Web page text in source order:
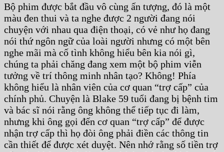
Bộ phim được bắt đầu vô cùng ấn tượng, đó là một
màu đen thui và ta nghe được 2 người đang nói
chuyện với nhau qua điện thoại, có vẻ như họ đang
nói thứ ngôn ngữ của loài người nhưng có một bên
nghe mãi mà cố tình không hiểu bên kia nói gì,
chúng ta phải chăng đang xem một bộ phim viễn
tưởng về trí thông minh nhân tạo? Không! Phía
không hiểu là nhân viên của cơ quan “trợ cấp” của
chính phủ. Chuyện là Blake 59 tuổi đang bị bệnh tim
và bác sĩ nói rằng ông không thể tiếp tục đi làm,
nhưng khi ông gọi đến cơ quan “trợ cấp” để được
nhận trợ cấp thì họ đòi ông phải điền các thông tin
cần thiết để được xét duyệt. Nên nhớ rằng số tiền trợ